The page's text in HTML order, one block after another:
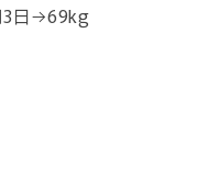
3日→69kg